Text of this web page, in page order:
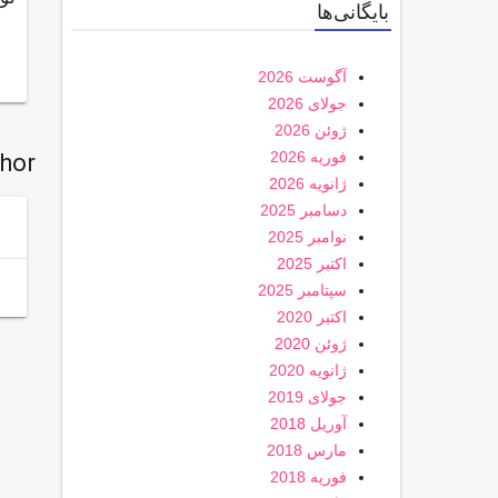
بایگانی‌ها
آگوست 2026
جولای 2026
ژوئن 2026
فوریه 2026
ژانویه 2026
دسامبر 2025
نوامبر 2025
اکتبر 2025
سپتامبر 2025
اکتبر 2020
ژوئن 2020
ژانویه 2020
جولای 2019
آوریل 2018
مارس 2018
فوریه 2018